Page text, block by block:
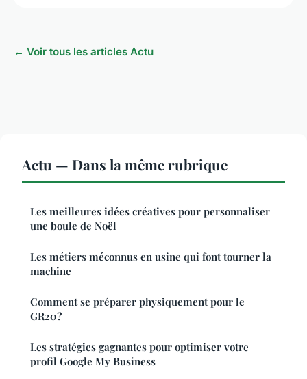
← Voir tous les articles Actu
Actu — Dans la même rubrique
Les meilleures idées créatives pour personnaliser
une boule de Noël
Les métiers méconnus en usine qui font tourner la
machine
Comment se préparer physiquement pour le
GR20?
Les stratégies gagnantes pour optimiser votre
profil Google My Business